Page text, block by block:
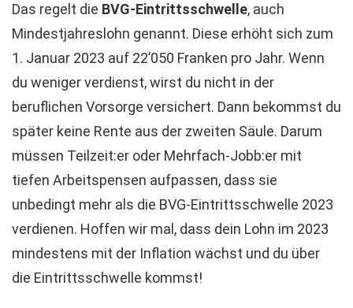
Das regelt die BVG-Eintrittsschwelle, auch
Mindestjahreslohn genannt. Diese erhöht sich zum
1. Januar 2023 auf 22’050 Franken pro Jahr. Wenn
du weniger verdienst, wirst du nicht in der
beruflichen Vorsorge versichert. Dann bekommst du
später keine Rente aus der zweiten Säule. Darum
müssen Teilzeit:er oder Mehrfach-Jobb:er mit
tiefen Arbeitspensen aufpassen, dass sie
unbedingt mehr als die BVG-Eintrittsschwelle 2023
verdienen. Hoffen wir mal, dass dein Lohn im 2023
mindestens mit der Inflation wächst und du über
die Eintrittsschwelle kommst!